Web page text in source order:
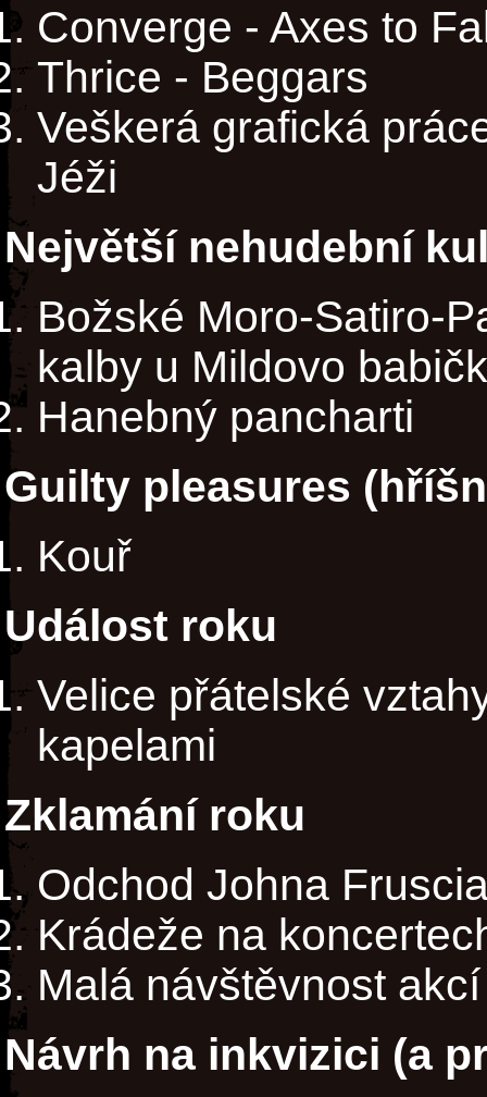
Converge - Axes to
Thrice - Beggars
Veškerá grafická
Jéži
Největší nehudební
Božské Moro-Satiro-
kalby u Mildovo
Hanebný pancharti
Guilty pleasures
Kouř
Událost roku
Velice přátelské
kapelami
Zklamání roku
Odchod Johna
Krádeže na
Malá návštěvnost akcí
Návrh na inkvizici (a